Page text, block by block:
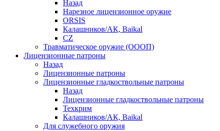
Назад
Нарезное лицензионное оружие
ORSIS
Калашников/АК, Baikal
CZ
Травматическое оружие (ОООП)
Лицензионные патроны
Назад
Лицензионные патроны
Лицензионные гладкоствольные патроны
Назад
Лицензионные гладкоствольные патроны
Техкрим
Калашников/АК, Baikal
Для служебного оружия